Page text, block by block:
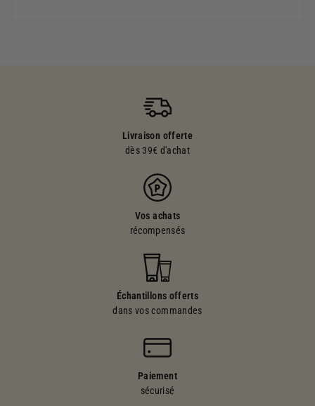
Livraison offerte
dès 39€ d'achat
Vos achats
récompensés
Échantillons offerts
dans vos commandes
Paiement
sécurisé